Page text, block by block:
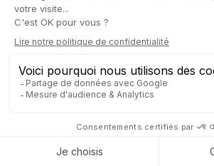
système d'auto-assurage au monde
SÜD) pour l'escalade en solo en tête.
Recyfina
Recyfina est la maison mère d'un
les trois frontières. Elle se distingue par